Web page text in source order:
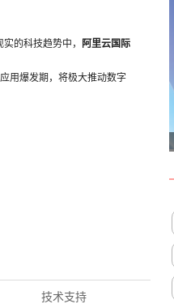
的科技趋势中， 阿里云国际
用爆发期，将极大推动数字
技术支持